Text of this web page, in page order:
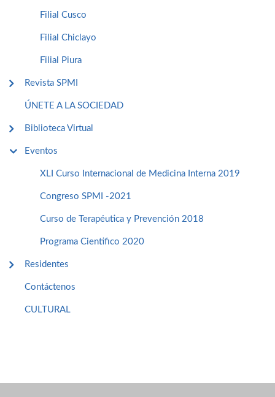
Filial Cusco
Filial Chiclayo
Filial Piura
Revista SPMI
ÚNETE A LA SOCIEDAD
Biblioteca Virtual
Eventos
XLI Curso Internacional de Medicina Interna 2019
Congreso SPMI -2021
Curso de Terapéutica y Prevención 2018
Programa Cientifico 2020
Residentes
Contáctenos
CULTURAL